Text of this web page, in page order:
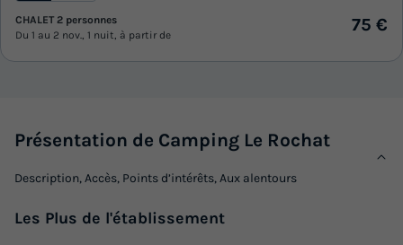
CHALET 2 personnes
Du 1 au 2 nov., 1 nuit, à partir de
75 €
Présentation de Camping Le Rochat
Description, Accès, Points d’intérêts, Aux alentours
Les Plus de l'établissement